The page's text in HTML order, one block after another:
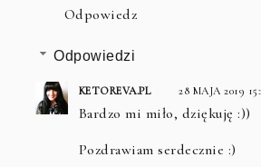
Odpowiedz
Odpowiedzi
KETOREVA.PL 28 MAJA 2019
Bardzo mi miło, dziękuję :))
Pozdrawiam serdecznie :)